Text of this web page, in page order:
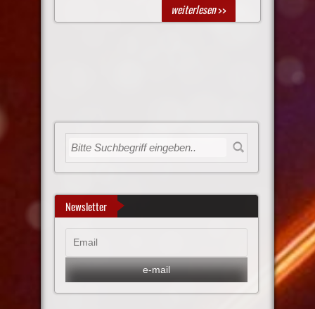
weiterlesen>>
Newsletter